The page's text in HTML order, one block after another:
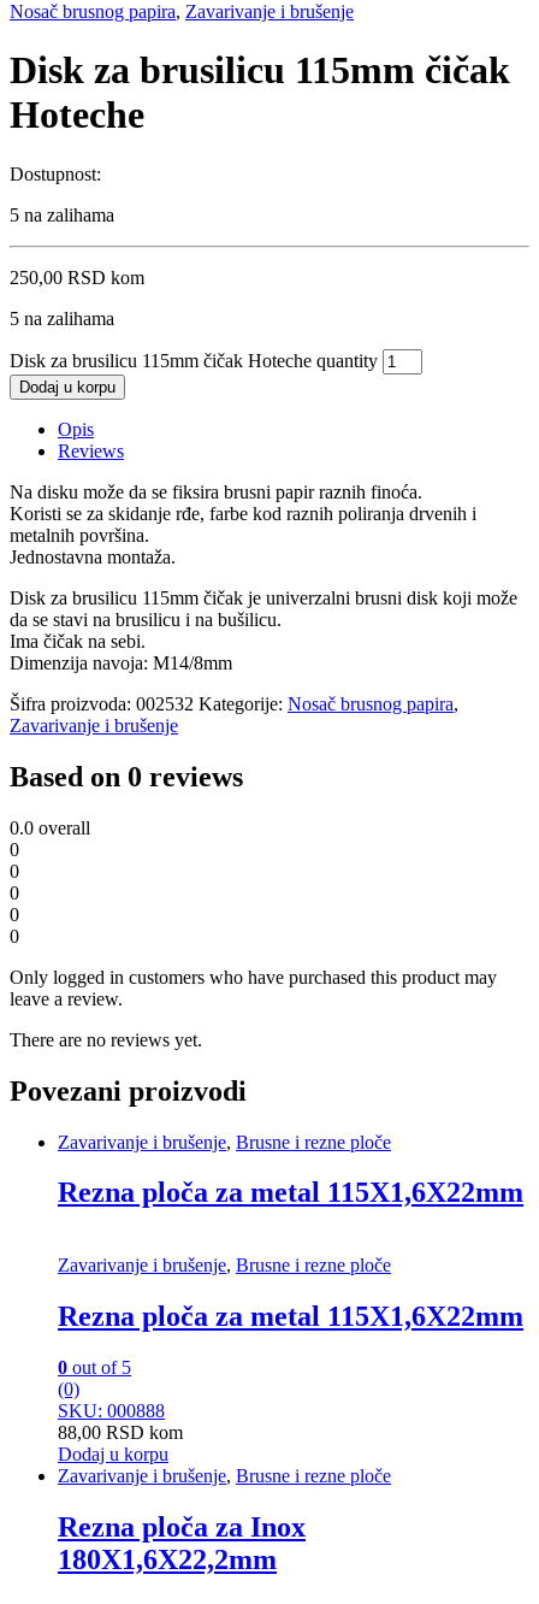
Nosač brusnog papira, Zavarivanje i brušenje
Disk za brusilicu 115mm čičak
Hoteche
Dostupnost:
5 na zalihama
250,00 RSD kom
5 na zalihama
Disk za brusilicu 115mm čičak Hoteche quantity
Dodaj u korpu
Opis
Reviews
Na disku može da se fiksira brusni papir raznih finoća.
Koristi se za skidanje rđe, farbe kod raznih poliranja drvenih i
metalnih površina.
Jednostavna montaža.
Disk za brusilicu 115mm čičak je univerzalni brusni disk koji može
da se stavi na brusilicu i na bušilicu.
Ima čičak na sebi.
Dimenzija navoja: M14/8mm
Šifra proizvoda: 002532 Kategorije: Nosač brusnog papira,
Zavarivanje i brušenje
Based on 0 reviews
0.0 overall
0
0
0
0
0
Only logged in customers who have purchased this product may
leave a review.
There are no reviews yet.
Povezani proizvodi
Zavarivanje i brušenje, Brusne i rezne ploče
Rezna ploča za metal 115X1,6X22mm
Zavarivanje i brušenje, Brusne i rezne ploče
Rezna ploča za metal 115X1,6X22mm
0 out of 5
(0)
SKU: 000888
88,00 RSD kom
Dodaj u korpu
Zavarivanje i brušenje, Brusne i rezne ploče
Rezna ploča za Inox
180X1,6X22,2mm